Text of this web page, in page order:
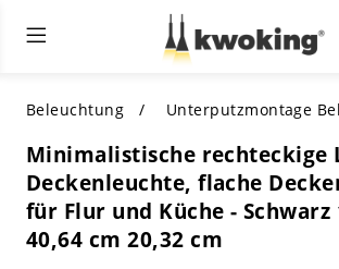
Wohnzimmermöbel
ALLE WOHNZIMMERMÖBEL
TOP-AUSWAHL
NACH STIL EINKAUFEN
Innenbeleuchtung
Nach Kategorie einkaufen
NACH STIL EINKAUFEN
Shop by Colors
Außenbeleuchtung
ALLE BELEUCHTUNG FÜR ANDERE
NACH KATEGORIE EINKAUFEN
NACH STIL EINKAUFEN
Beleuchtung Unterputzmontage
Minimalistische rechteckige
Deckenleuchte, flache
für Flur und Küche - Schwarz
40,64 cm 20,32 cm